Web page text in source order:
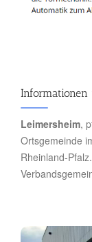
Informationen
Leimersheim,
Ortsgemeinde
Rheinland-